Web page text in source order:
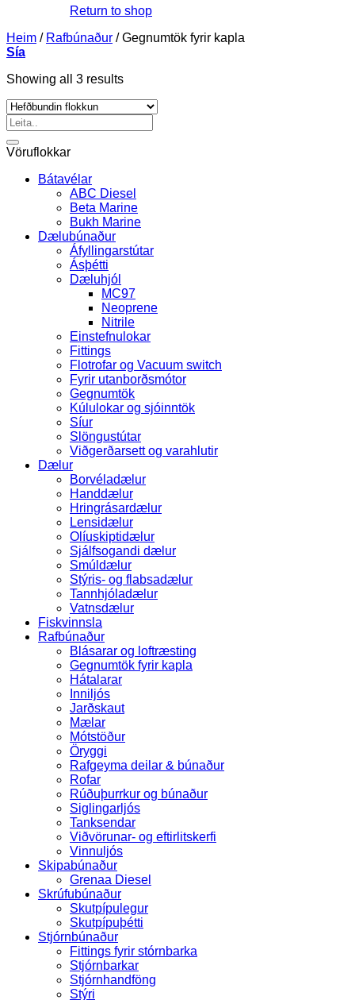
Return to shop
Heim / Rafbúnaður /Gegnumtök fyrir kapla
Sía
Showing all 3 results
Leita
eftir:
Vöruflokkar
Bátavélar
ABC Diesel
Beta Marine
Bukh Marine
Dælubúnaður
Áfyllingarstútar
Ásþétti
Dæluhjól
MC97
Neoprene
Nitrile
Einstefnulokar
Fittings
Flotrofar og Vacuum switch
Fyrir utanborðsmótor
Gegnumtök
Kúlulokar og sjóinntök
Síur
Slöngustútar
Viðgerðarsett og varahlutir
Dælur
Borvéladælur
Handdælur
Hringrásardælur
Lensidælur
Olíuskiptidælur
Sjálfsogandi dælur
Smúldælur
Stýris- og flabsadælur
Tannhjóladælur
Vatnsdælur
Fiskvinnsla
Rafbúnaður
Blásarar og loftræsting
Gegnumtök fyrir kapla
Hátalarar
Inniljós
Jarðskaut
Mælar
Mótstöður
Öryggi
Rafgeyma deilar & búnaður
Rofar
Rúðuþurrkur og búnaður
Siglingarljós
Tanksendar
Viðvörunar- og eftirlitskerfi
Vinnuljós
Skipabúnaður
Grenaa Diesel
Skrúfubúnaður
Skutpípulegur
Skutpípuþétti
Stjórnbúnaður
Fittings fyrir stórnbarka
Stjórnbarkar
Stjórnhandföng
Stýri